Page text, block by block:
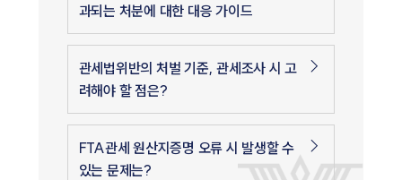
과되는 처분에 대한 대응 가이드
관세법위반의 처벌 기준, 관세조사 시 고
려해야 할 점은?
FTA관세 원산지증명 오류 시 발생할 수
있는 문제는?